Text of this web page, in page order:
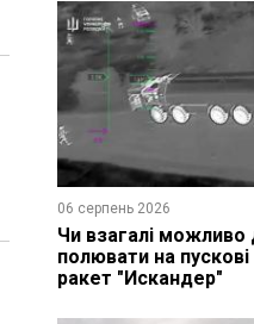
06 серпень 2026
Чи взагалі можливо
полювати на пускові
ракет "Искандер"